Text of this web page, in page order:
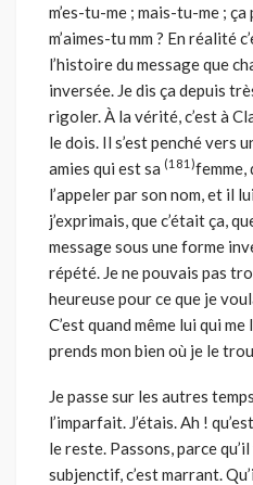
m’es-tu-me ; mais-tu-me ;
m’aimes-tu mm ? En réalité
l’histoire du message que
inversée. Je dis ça depuis
rigoler. À la vérité, c’est à
le dois. Il s’est penché vers
amies qui est sa (181)femme,
l’appeler par son nom, et il
j’exprimais, que c’était ça,
message sous une forme
répété. Je ne pouvais pas
heureuse pour ce que je
C’est quand même lui qui
prends mon bien où je le
Je passe sur les autres
l’imparfait. J’étais. Ah !
le reste. Passons, parce
subjenctif, c’est marrant.